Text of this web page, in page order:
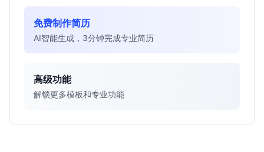
免费制作简历
AI智能生成，3分钟完成专业简历
高级功能
解锁更多模板和专业功能